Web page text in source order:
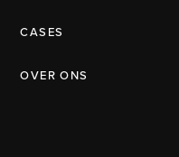
CASES
OVER ONS